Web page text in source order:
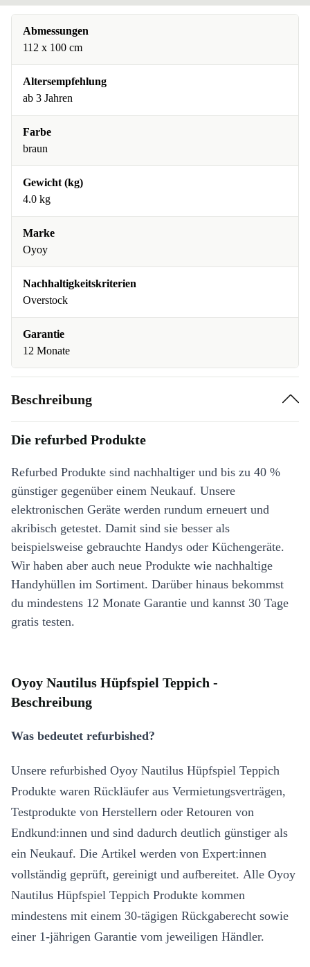
Abmessungen
112 x 100 cm
Altersempfehlung
ab 3 Jahren
Farbe
braun
Gewicht (kg)
4.0 kg
Marke
Oyoy
Nachhaltigkeitskriterien
Overstock
Garantie
12 Monate
Beschreibung
Die refurbed Produkte
Refurbed Produkte sind nachhaltiger und bis zu 40 %
günstiger gegenüber einem Neukauf. Unsere
elektronischen Geräte werden rundum erneuert und
akribisch getestet. Damit sind sie besser als
beispielsweise gebrauchte Handys oder Küchengeräte.
Wir haben aber auch neue Produkte wie nachhaltige
Handyhüllen im Sortiment. Darüber hinaus bekommst
du mindestens 12 Monate Garantie und kannst 30 Tage
gratis testen.
Oyoy Nautilus Hüpfspiel Teppich -
Beschreibung
Was bedeutet refurbished?
Unsere refurbished Oyoy Nautilus Hüpfspiel Teppich
Produkte waren Rückläufer aus Vermietungsverträgen,
Testprodukte von Herstellern oder Retouren von
Endkund:innen und sind dadurch deutlich günstiger als
ein Neukauf. Die Artikel werden von Expert:innen
vollständig geprüft, gereinigt und aufbereitet. Alle Oyoy
Nautilus Hüpfspiel Teppich Produkte kommen
mindestens mit einem 30-tägigen Rückgaberecht sowie
einer 1-jährigen Garantie vom jeweiligen Händler.